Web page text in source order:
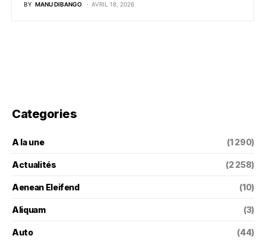
BY MANU DIBANGO AVRIL 18, 2026
Categories
A la une (1 290)
Actualités (2 258)
Aenean Eleifend (10)
Aliquam (3)
Auto (44)